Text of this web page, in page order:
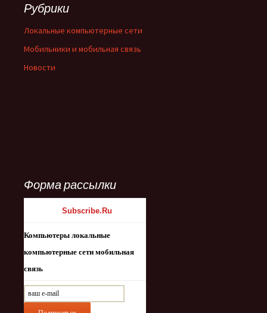
Рубрики
Локальные компьютерные сети
Мобильники и мобильная связь
Новости
Форма рассылки
Subscribe.Ru
Компьютеры локальные
компьютерные сети мобильная
связь